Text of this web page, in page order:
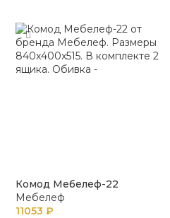
Комод Мебелеф-22
Мебелеф
11053 ₽